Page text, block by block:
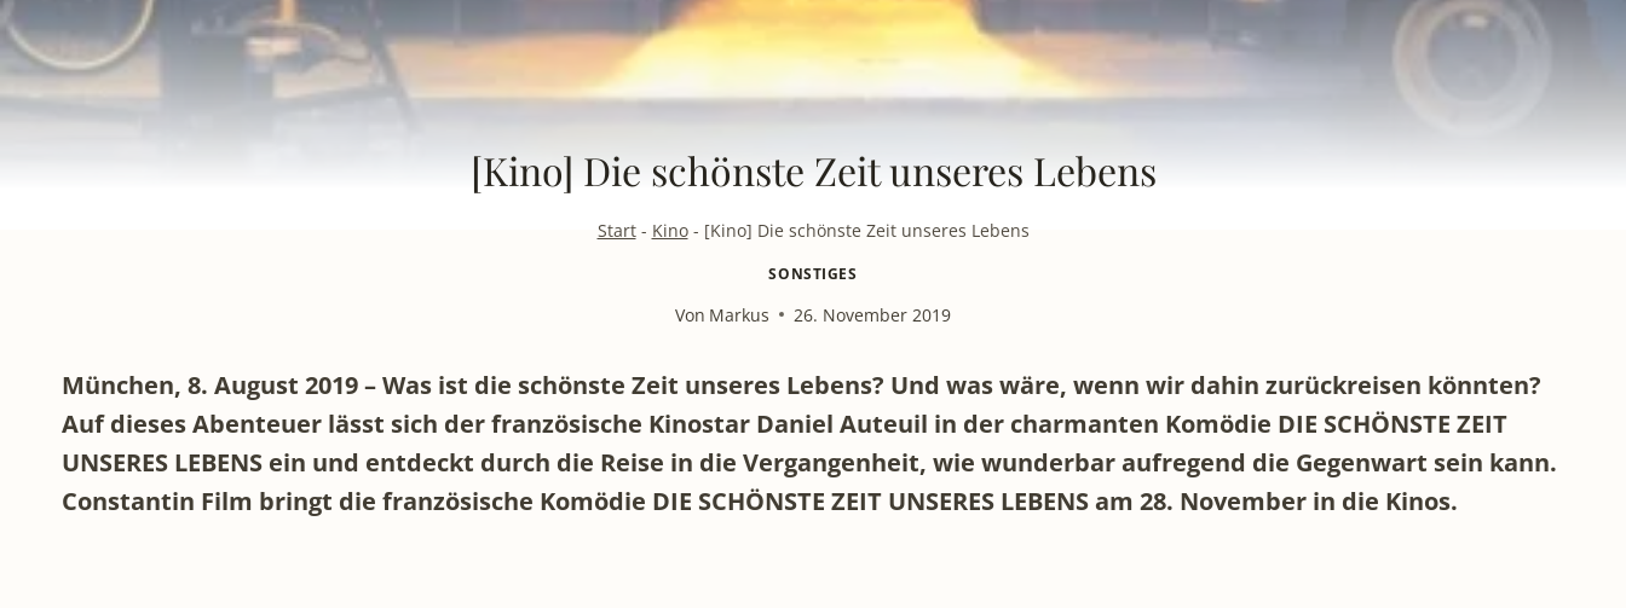
[Kino] Die schönste Zeit unseres Lebens
Start- Kino- [Kino] Die schönste Zeit unseres Lebens
SONSTIGES
Von Markus 26. November 2019
München, 8. August 2019 – Was ist die schönste Zeit unseres Lebens? Und was wäre, wenn wir dahin zurückreisen könnten?
Auf dieses Abenteuer lässt sich der französische Kinostar Daniel Auteuil in der charmanten Komödie DIE SCHÖNSTE ZEIT
UNSERES LEBENS ein und entdeckt durch die Reise in die Vergangenheit, wie wunderbar aufregend die Gegenwart sein kann.
Constantin Film bringt die französische Komödie DIE SCHÖNSTE ZEIT UNSERES LEBENS am 28. November in die Kinos.